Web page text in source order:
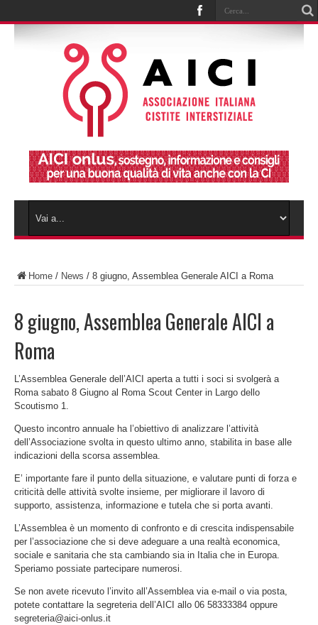
Home / News / 8 giugno, Assemblea Generale AICI a Roma
8 giugno, Assemblea Generale AICI a
Roma
L’Assemblea Generale dell’AICI aperta a tutti i soci si svolgerà a
Roma sabato 8 Giugno al Roma Scout Center in Largo dello
Scoutismo 1.
Questo incontro annuale ha l’obiettivo di analizzare l’attività
dell’Associazione svolta in questo ultimo anno, stabilita in base alle
indicazioni della scorsa assemblea.
E’ importante fare il punto della situazione, e valutare punti di forza e
criticità delle attività svolte insieme, per migliorare il lavoro di
supporto, assistenza, informazione e tutela che si porta avanti.
L’Assemblea è un momento di confronto e di crescita indispensabile
per l’associazione che si deve adeguare a una realtà economica,
sociale e sanitaria che sta cambiando sia in Italia che in Europa.
Speriamo possiate partecipare numerosi.
Se non avete ricevuto l’invito all’Assemblea via e-mail o via posta,
potete contattare la segreteria dell’AICI allo 06 58333384 oppure
segreteria@aici-onlus.it